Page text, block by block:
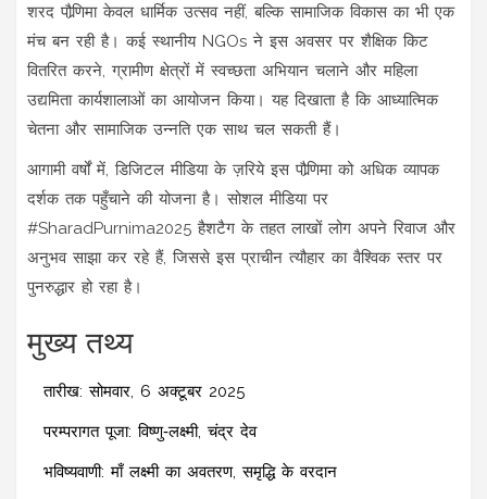
शरद पौर्‍णिमा केवल धार्मिक उत्सव नहीं, बल्कि सामाजिक विकास का भी एक
मंच बन रही है। कई स्थानीय NGOs ने इस अवसर पर शैक्षिक किट
वितरित करने, ग्रामीण क्षेत्रों में स्वच्छता अभियान चलाने और महिला
उद्यमिता कार्यशालाओं का आयोजन किया। यह दिखाता है कि आध्यात्मिक
चेतना और सामाजिक उन्नति एक साथ चल सकती हैं।
आगामी वर्षों में, डिजिटल मीडिया के ज़रिये इस पौर्‍णिमा को अधिक व्यापक
दर्शक तक पहुँचाने की योजना है। सोशल मीडिया पर
#SharadPurnima2025 हैशटैग के तहत लाखों लोग अपने रिवाज और
अनुभव साझा कर रहे हैं, जिससे इस प्राचीन त्यौहार का वैश्विक स्तर पर
पुनरुद्धार हो रहा है।
मुख्य तथ्य
तारीख: सोमवार, 6 अक्टूबर 2025
परम्परागत पूजा: विष्णु‑लक्ष्मी, चंद्र देव
भविष्यवाणी: माँ लक्ष्मी का अवतरण, समृद्धि के वरदान